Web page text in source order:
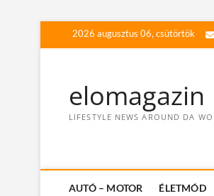
2026 augusztus 06, csütörtök
elomagazin
LIFESTYLE NEWS AROUND DA
AUTÓ – MOTOR ÉLETMÓD